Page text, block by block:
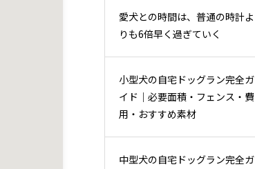
愛犬との時間は、普通の時計よ
りも6倍早く過ぎていく
小型犬の自宅ドッグラン完全ガ
イド｜必要面積・フェンス・費
用・おすすめ素材
中型犬の自宅ドッグラン完全ガ